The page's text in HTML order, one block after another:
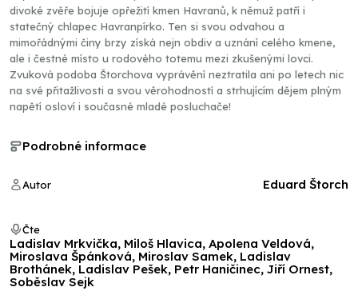
divoké zvěře bojuje opřežití kmen Havranů, k němuž patří i
statečný chlapec Havranpírko. Ten si svou odvahou a
mimořádnými činy brzy získá nejn obdiv a uznání celého kmene,
ale i čestné místo u rodového totemu mezi zkušenými lovci.
Zvuková podoba Štorchova vyprávění neztratila ani po letech nic
na své přitažlivosti a svou věrohodností a strhujícím dějem plným
napětí osloví i současné mladé posluchače!
Podrobné informace
Autor Eduard Štorch
Čte
Ladislav Mrkvička, Miloš Hlavica, Apolena Veldová,
Miroslava Špánková, Miroslav Samek, Ladislav
Brothánek, Ladislav Pešek, Petr Haničinec, Jiří Ornest,
Soběslav Sejk